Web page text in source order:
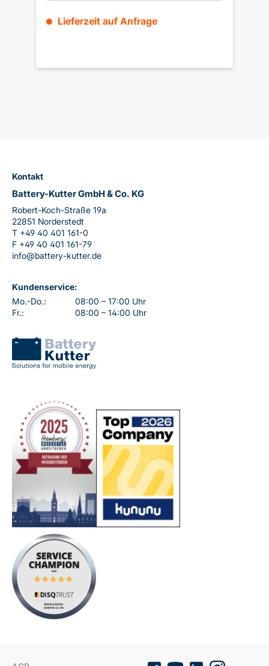
Lieferzeit auf Anfrage
Kontakt
Battery-Kutter GmbH & Co. KG
Robert-Koch-Straße 19a
22851 Norderstedt
T +49 40 401 161-0
F +49 40 401 161-79
info@battery-kutter.de
Kundenservice:
Mo.-Do.:
08:00 – 17:00 Uhr
Fr.:
08:00 – 14:00 Uhr